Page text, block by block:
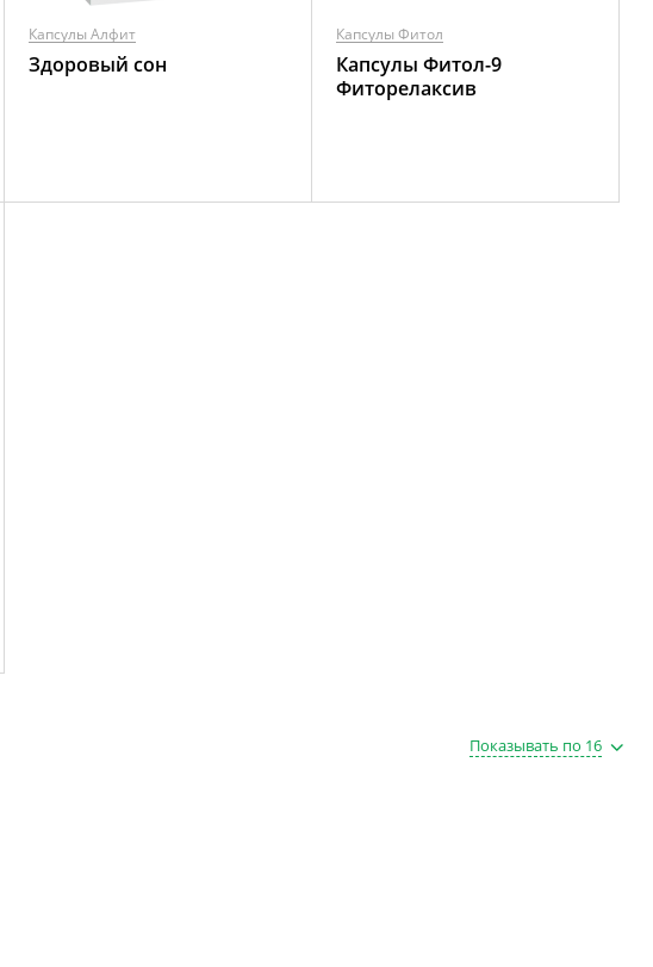
Капсулы Алфит
Здоровый сон
Капсулы Фитол
Капсулы Фитол-9
Фиторелаксив
Показывать по 16